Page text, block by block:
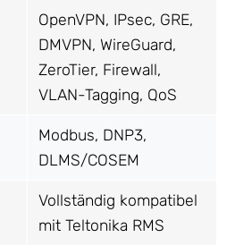
OpenVPN, IPsec, GRE,
DMVPN, WireGuard,
ZeroTier, Firewall,
VLAN-Tagging, QoS
Modbus, DNP3,
DLMS/COSEM
Vollständig kompatibel
mit Teltonika RMS